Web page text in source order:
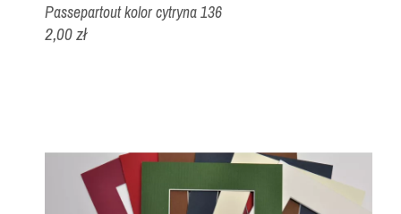
Passepartout kolor cytryna 136
2,00 zł